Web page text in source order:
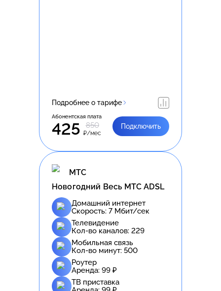
Подробнее о тарифе
Абонентская плата
425 850
₽/мес
Подключить
МТС
Новогодний Весь МТС ADSL
Домашний интернет
Скорость: 7 Мбит/сек
Телевидение
Кол-во каналов: 229
Мобильная связь
Кол-во минут: 500
Роутер
Аренда: 99 ₽
ТВ приставка